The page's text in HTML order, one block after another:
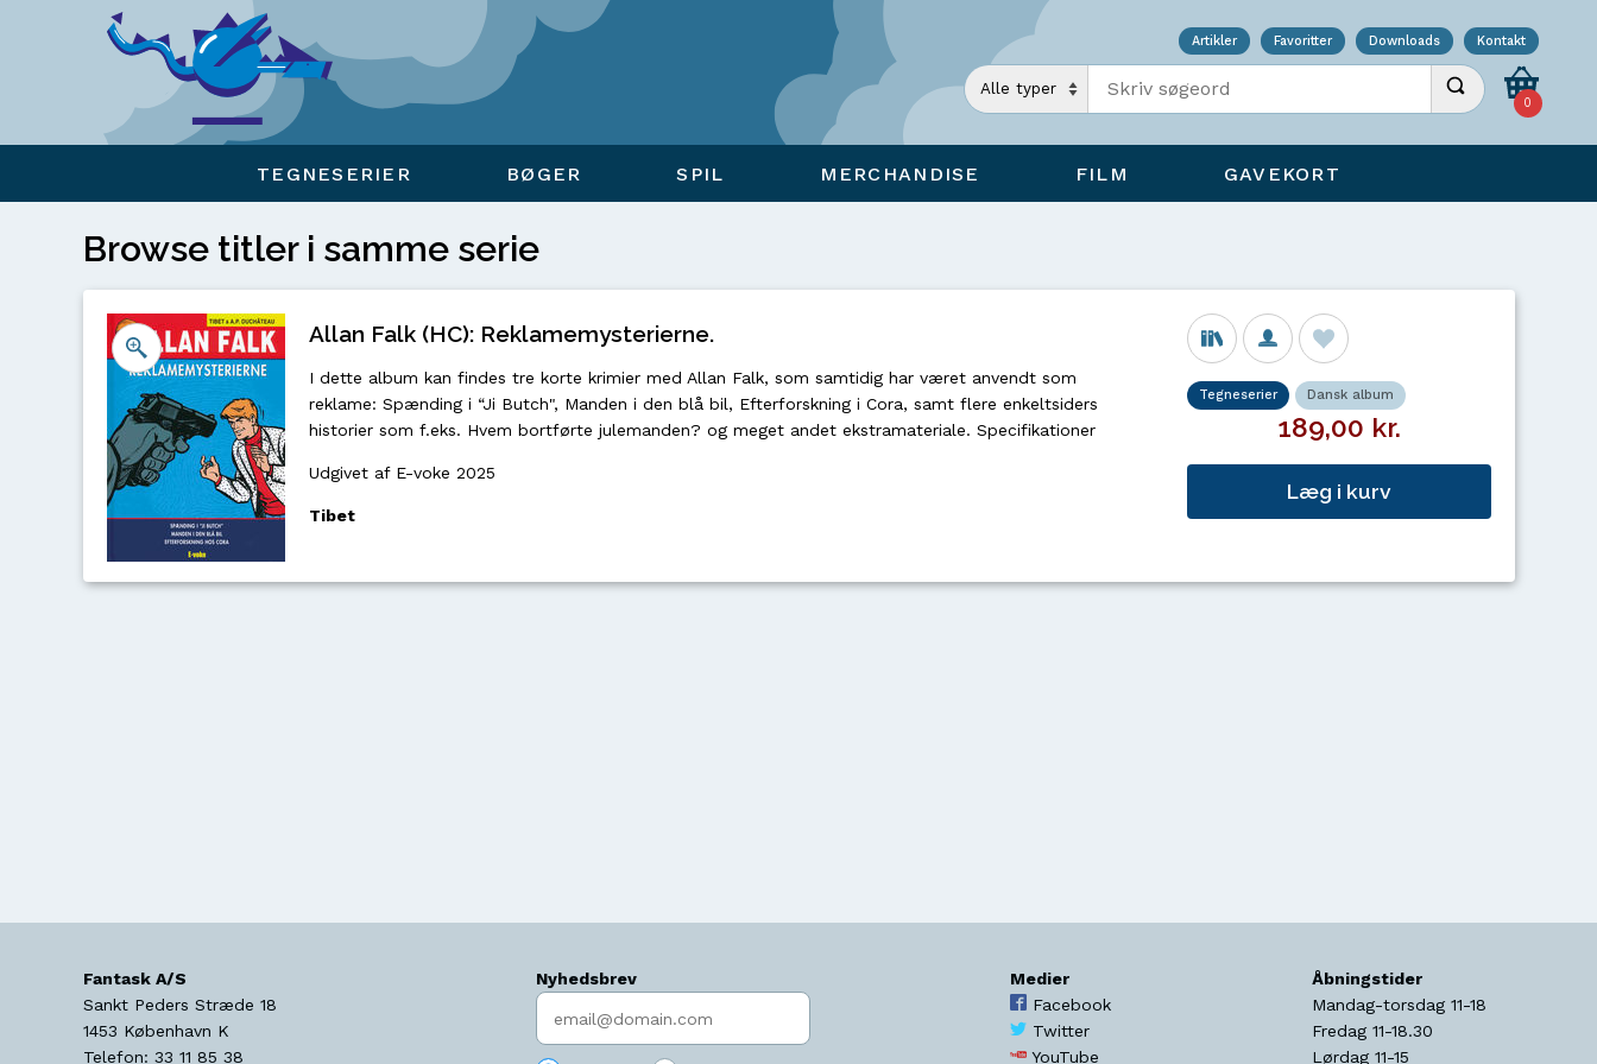
Artikler Favoritter Downloads Kontakt
Indtast søgeord Udfør søgning
0
TEGNESERIER BØGER SPIL MERCHANDISE FILM GAVEKORT
Browse titler i samme serie
Allan Falk (HC): Reklamemysterierne.
I dette album kan findes tre korte krimier med Allan Falk, som samtidig har været anvendt som
reklame: Spænding i “Ji Butch", Manden i den blå bil, Efterforskning i Cora, samt flere enkeltsiders
historier som f.eks. Hvem bortførte julemanden? og meget andet ekstramateriale. Specifikationer
Udgivet af E-voke 2025
Tibet
Tegneserier Dansk album
189,00 kr.
Læg i kurv
Fantask A/S
Sankt Peders Stræde 18
1453 København K
Telefon: 33 11 85 38
Nyhedsbrev
Indtast søgeord
Medier
Facebook
Twitter
YouTube
Åbningstider
Mandag-torsdag 11-18
Fredag 11-18.30
Lørdag 11-15
Viser overlay for indkøbskurv